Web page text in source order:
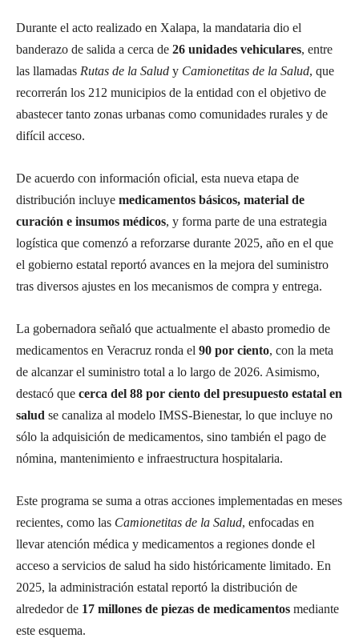
Durante el acto realizado en Xalapa, la mandataria dio el
banderazo de salida a cerca de 26 unidades vehiculares, entre
las llamadas Rutas de la Salud y Camionetitas de la Salud, que
recorrerán los 212 municipios de la entidad con el objetivo de
abastecer tanto zonas urbanas como comunidades rurales y de
difícil acceso.
De acuerdo con información oficial, esta nueva etapa de
distribución incluye medicamentos básicos, material de
curación e insumos médicos, y forma parte de una estrategia
logística que comenzó a reforzarse durante 2025, año en el que
el gobierno estatal reportó avances en la mejora del suministro
tras diversos ajustes en los mecanismos de compra y entrega.
La gobernadora señaló que actualmente el abasto promedio de
medicamentos en Veracruz ronda el 90 por ciento, con la meta
de alcanzar el suministro total a lo largo de 2026. Asimismo,
destacó que cerca del 88 por ciento del presupuesto estatal en
salud se canaliza al modelo IMSS-Bienestar, lo que incluye no
sólo la adquisición de medicamentos, sino también el pago de
nómina, mantenimiento e infraestructura hospitalaria.
Este programa se suma a otras acciones implementadas en meses
recientes, como las Camionetitas de la Salud, enfocadas en
llevar atención médica y medicamentos a regiones donde el
acceso a servicios de salud ha sido históricamente limitado. En
2025, la administración estatal reportó la distribución de
alrededor de 17 millones de piezas de medicamentos mediante
este esquema.